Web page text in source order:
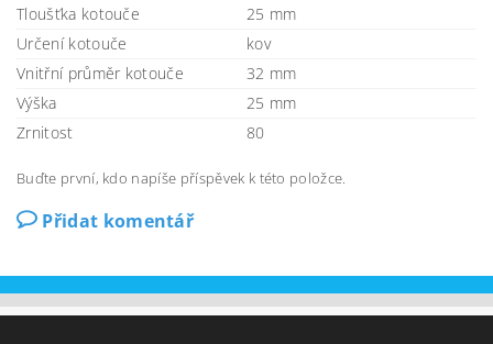
Tloušťka kotouče
25 mm
Určení kotouče
kov
Vnitřní průměr kotouče
32 mm
Výška
25 mm
Zrnitost
80
Buďte první, kdo napíše příspěvek k této položce.
Přidat komentář